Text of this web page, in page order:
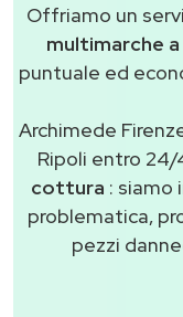
Offriamo un
multimarche
puntuale ed
Archimede
Ripoli entro 24/
cottura : siamo
problematica,
pezzi